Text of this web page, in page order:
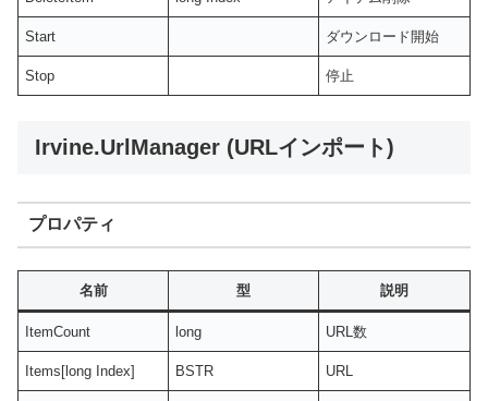
Start ダウンロード開始
Stop 停止
Irvine.UrlManager (URLインポート)
プロパティ
名前 型 説明
ItemCount long URL数
Items[long Index] BSTR URL